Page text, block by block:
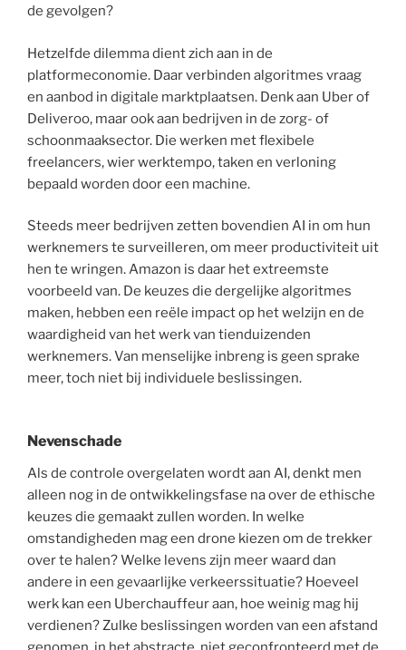
de gevolgen?
Hetzelfde dilemma dient zich aan in de
platformeconomie. Daar verbinden algoritmes vraag
en aanbod in digitale marktplaatsen. Denk aan Uber of
Deliveroo, maar ook aan bedrijven in de zorg- of
schoonmaaksector. Die werken met flexibele
freelancers, wier werktempo, taken en verloning
bepaald worden door een machine.
Steeds meer bedrijven zetten bovendien AI in om hun
werknemers te surveilleren, om meer productiviteit uit
hen te wringen. Amazon is daar het extreemste
voorbeeld van. De keuzes die dergelijke algoritmes
maken, hebben een reële impact op het welzijn en de
waardigheid van het werk van tienduizenden
werknemers. Van menselijke inbreng is geen sprake
meer, toch niet bij individuele beslissingen.
Nevenschade
Als de controle overgelaten wordt aan AI, denkt men
alleen nog in de ontwikkelingsfase na over de ethische
keuzes die gemaakt zullen worden. In welke
omstandigheden mag een drone kiezen om de trekker
over te halen? Welke levens zijn meer waard dan
andere in een gevaarlijke verkeerssituatie? Hoeveel
werk kan een Uberchauffeur aan, hoe weinig mag hij
verdienen? Zulke beslissingen worden van een afstand